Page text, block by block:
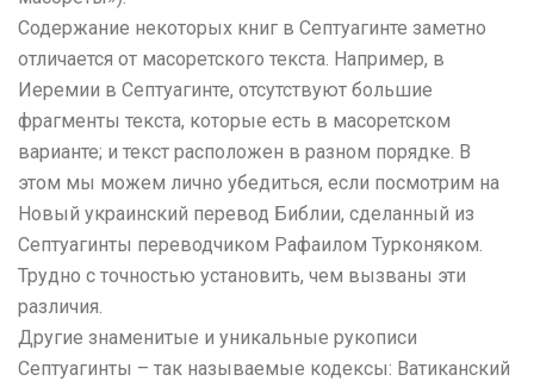
Содержание некоторых книг в Септуагинте заметно
отличается от масоретского текста. Например, в
Иеремии в Септуагинте, отсутствуют большие
фрагменты текста, которые есть в масоретском
варианте; и текст расположен в разном порядке. В
этом мы можем лично убедиться, если посмотрим на
Новый украинский перевод Библии, сделанный из
Септуагинты переводчиком Рафаилом Турконяком.
Трудно с точностью установить, чем вызваны эти
различия.
Другие знаменитые и уникальные рукописи
Септуагинты – так называемые кодексы: Ватиканский